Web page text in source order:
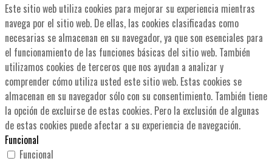
Este sitio web utiliza cookies para mejorar su experiencia mientras
navega por el sitio web. De ellas, las cookies clasificadas como
necesarias se almacenan en su navegador, ya que son esenciales para
el funcionamiento de las funciones básicas del sitio web. También
utilizamos cookies de terceros que nos ayudan a analizar y
comprender cómo utiliza usted este sitio web. Estas cookies se
almacenan en su navegador sólo con su consentimiento. También tiene
la opción de excluirse de estas cookies. Pero la exclusión de algunas
de estas cookies puede afectar a su experiencia de navegación.
Funcional
Funcional